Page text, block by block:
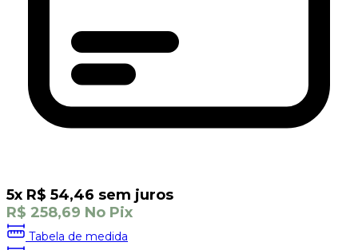
5x R$ 54,46 sem juros
R$ 258,69 No Pix
Tabela de medida